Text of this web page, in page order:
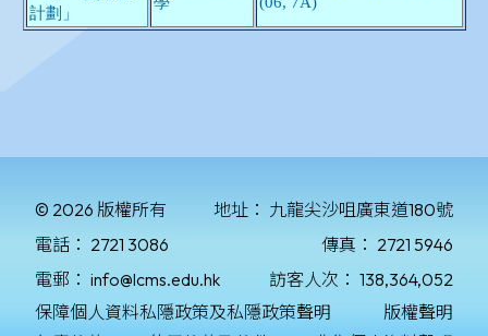
© 2026 版權所有 地址： 九龍尖沙咀廣東道180號
電話： 2721 3086 傳真： 2721 5946
電郵： info@lcms.edu.hk 訪客人次： 138,364,052
保障個人資料私隱政策及私隱政策聲明
版權聲明